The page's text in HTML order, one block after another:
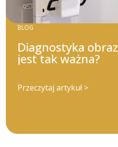
BLOG
Diagnostyka
jest tak ważna?
Przeczytaj artykuł >